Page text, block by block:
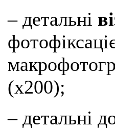
– детальні
(х200);
– детальні